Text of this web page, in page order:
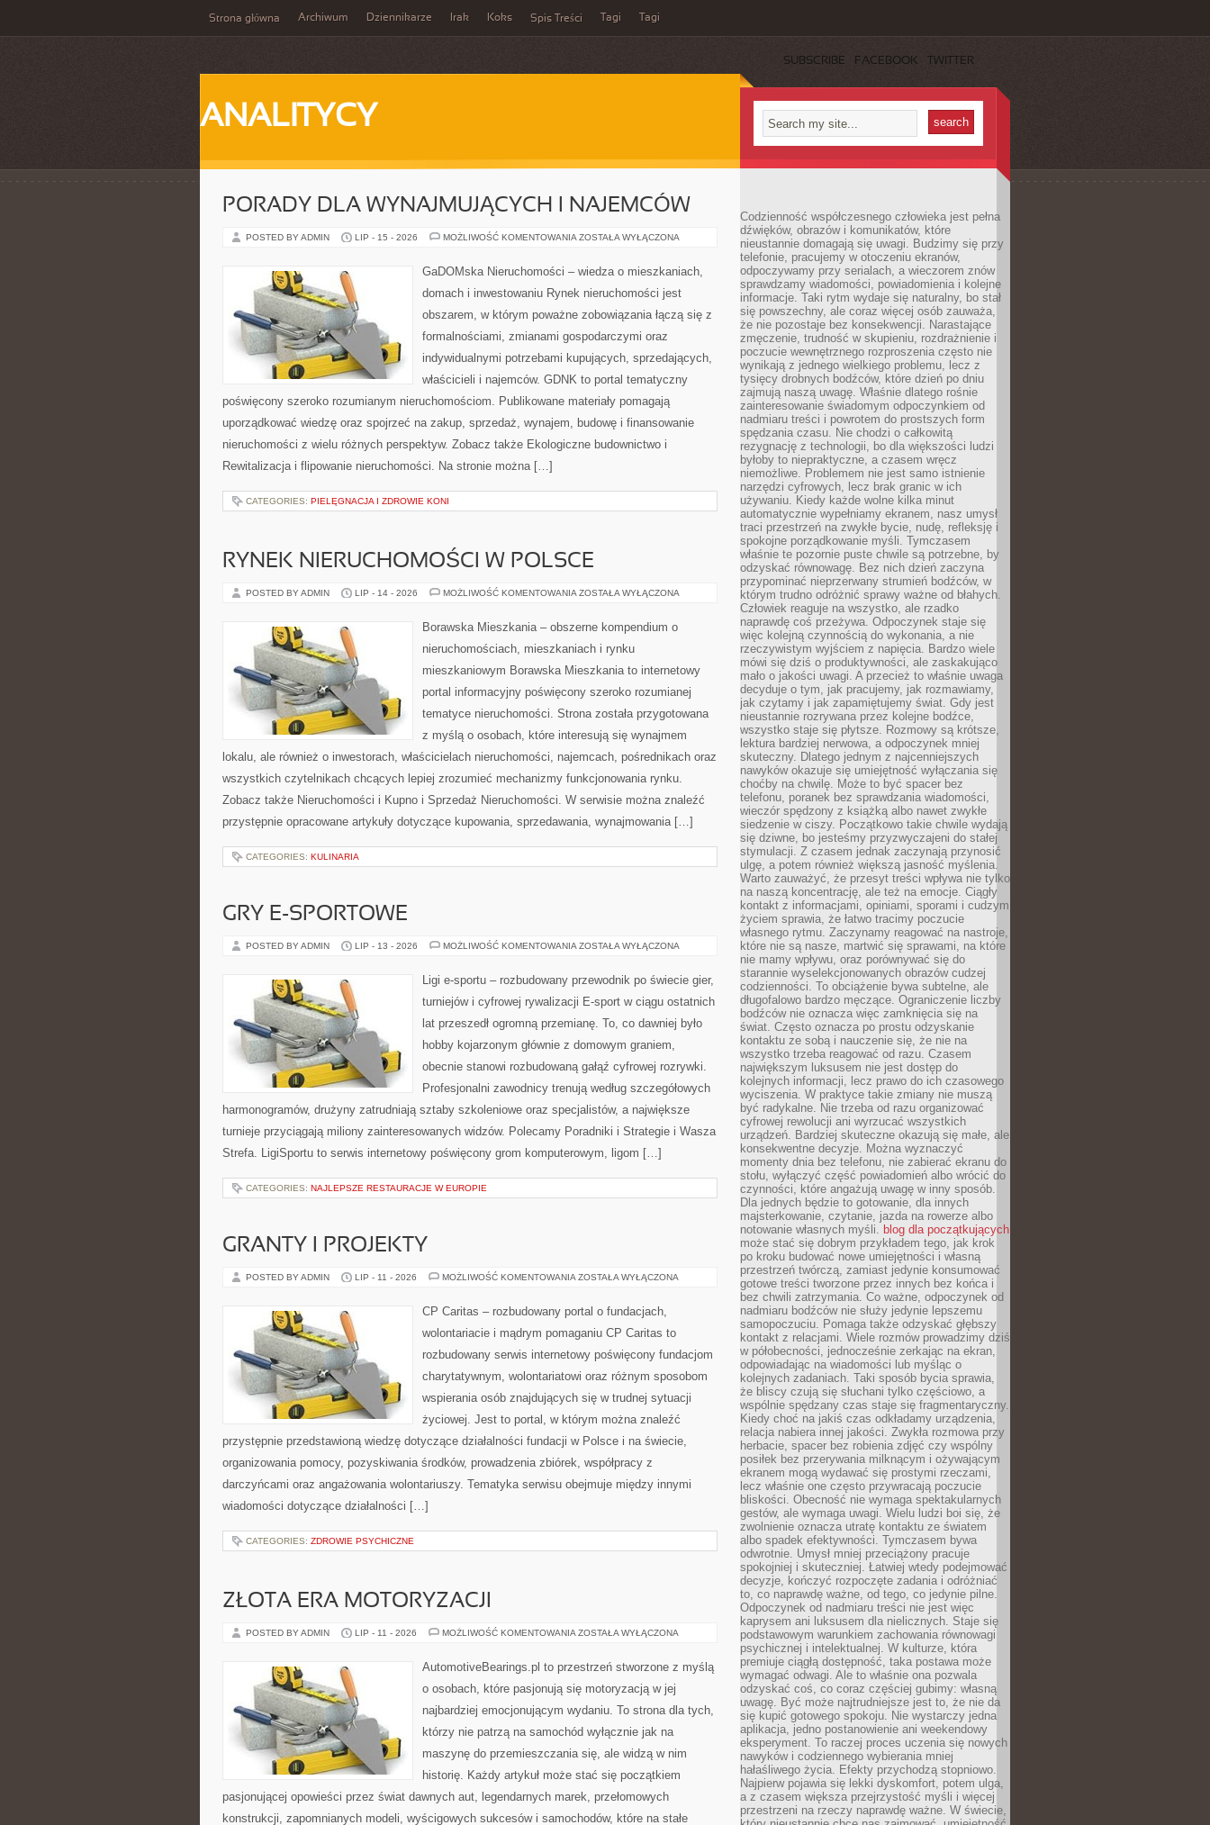
Strona główna Archiwum Dziennikarze Irak Koks Spis Treści Tagi Tagi
SUBSCRIBE FACEBOOK TWITTER
ANALITYCY
PORADY DLA WYNAJMUJĄCYCH I NAJEMCÓW
POSTED BY ADMIN LIP - 15 - 2026 MOŻLIWOŚĆ KOMENTOWANIA PORADY
NAJEMCÓW
ZOSTAŁA WYŁĄCZONA
GaDOMska Nieruchomości – wiedza o mieszkaniach,
domach i inwestowaniu Rynek nieruchomości jest
obszarem, w którym poważne zobowiązania łączą się z
formalnościami, zmianami gospodarczymi oraz
indywidualnymi potrzebami kupujących, sprzedających,
właścicieli i najemców. GDNK to portal tematyczny
poświęcony szeroko rozumianym nieruchomościom. Publikowane materiały pomagają
uporządkować wiedzę oraz spojrzeć na zakup, sprzedaż, wynajem, budowę i finansowanie
nieruchomości z wielu różnych perspektyw. Zobacz także Ekologiczne budownictwo i
Rewitalizacja i flipowanie nieruchomości. Na stronie można […]
CATEGORIES: PIELĘGNACJA I ZDROWIE KONI
RYNEK NIERUCHOMOŚCI W POLSCE
POSTED BY ADMIN LIP - 14 - 2026 MOŻLIWOŚĆ KOMENTOWANIA RYNEK
POLSCE
ZOSTAŁA WYŁĄCZONA
Borawska Mieszkania – obszerne kompendium o
nieruchomościach, mieszkaniach i rynku
mieszkaniowym Borawska Mieszkania to internetowy
portal informacyjny poświęcony szeroko rozumianej
tematyce nieruchomości. Strona została przygotowana
z myślą o osobach, które interesują się wynajmem
lokalu, ale również o inwestorach, właścicielach nieruchomości, najemcach, pośrednikach oraz
wszystkich czytelnikach chcących lepiej zrozumieć mechanizmy funkcjonowania rynku.
Zobacz także Nieruchomości i Kupno i Sprzedaż Nieruchomości. W serwisie można znaleźć
przystępnie opracowane artykuły dotyczące kupowania, sprzedawania, wynajmowania […]
CATEGORIES: KULINARIA
GRY E-SPORTOWE
POSTED BY ADMIN LIP - 13 - 2026 MOŻLIWOŚĆ KOMENTOWANIA GRY
ZOSTAŁA WYŁĄCZONA
Ligi e-sportu – rozbudowany przewodnik po świecie gier,
turniejów i cyfrowej rywalizacji E-sport w ciągu ostatnich
lat przeszedł ogromną przemianę. To, co dawniej było
hobby kojarzonym głównie z domowym graniem,
obecnie stanowi rozbudowaną gałąź cyfrowej rozrywki.
Profesjonalni zawodnicy trenują według szczegółowych
harmonogramów, drużyny zatrudniają sztaby szkoleniowe oraz specjalistów, a największe
turnieje przyciągają miliony zainteresowanych widzów. Polecamy Poradniki i Strategie i Wasza
Strefa. LigiSportu to serwis internetowy poświęcony grom komputerowym, ligom […]
CATEGORIES: NAJLEPSZE RESTAURACJE W EUROPIE
GRANTY I PROJEKTY
POSTED BY ADMIN LIP - 11 - 2026 MOŻLIWOŚĆ KOMENTOWANIA GRANTY
ZOSTAŁA WYŁĄCZONA
CP Caritas – rozbudowany portal o fundacjach,
wolontariacie i mądrym pomaganiu CP Caritas to
rozbudowany serwis internetowy poświęcony fundacjom
charytatywnym, wolontariatowi oraz różnym sposobom
wspierania osób znajdujących się w trudnej sytuacji
życiowej. Jest to portal, w którym można znaleźć
przystępnie przedstawioną wiedzę dotyczące działalności fundacji w Polsce i na świecie,
organizowania pomocy, pozyskiwania środków, prowadzenia zbiórek, współpracy z
darczyńcami oraz angażowania wolontariuszy. Tematyka serwisu obejmuje między innymi
wiadomości dotyczące działalności […]
CATEGORIES: ZDROWIE PSYCHICZNE
ZŁOTA ERA MOTORYZACJI
POSTED BY ADMIN LIP - 11 - 2026 MOŻLIWOŚĆ KOMENTOWANIA ZŁOTA
ZOSTAŁA WYŁĄCZONA
AutomotiveBearings.pl to przestrzeń stworzone z myślą
o osobach, które pasjonują się motoryzacją w jej
najbardziej emocjonującym wydaniu. To strona dla tych,
którzy nie patrzą na samochód wyłącznie jak na
maszynę do przemieszczania się, ale widzą w nim
historię. Każdy artykuł może stać się początkiem
pasjonującej opowieści przez świat dawnych aut, legendarnych marek, przełomowych
konstrukcji, zapomnianych modeli, wyścigowych sukcesów i samochodów, które na stałe
Codzienność współczesnego człowieka jest pełna
dźwięków, obrazów i komunikatów, które
nieustannie domagają się uwagi. Budzimy się przy
telefonie, pracujemy w otoczeniu ekranów,
odpoczywamy przy serialach, a wieczorem znów
sprawdzamy wiadomości, powiadomienia i kolejne
informacje. Taki rytm wydaje się naturalny, bo stał
się powszechny, ale coraz więcej osób zauważa,
że nie pozostaje bez konsekwencji. Narastające
zmęczenie, trudność w skupieniu, rozdrażnienie i
poczucie wewnętrznego rozproszenia często nie
wynikają z jednego wielkiego problemu, lecz z
tysięcy drobnych bodźców, które dzień po dniu
zajmują naszą uwagę. Właśnie dlatego rośnie
zainteresowanie świadomym odpoczynkiem od
nadmiaru treści i powrotem do prostszych form
spędzania czasu. Nie chodzi o całkowitą
rezygnację z technologii, bo dla większości ludzi
byłoby to niepraktyczne, a czasem wręcz
niemożliwe. Problemem nie jest samo istnienie
narzędzi cyfrowych, lecz brak granic w ich
używaniu. Kiedy każde wolne kilka minut
automatycznie wypełniamy ekranem, nasz umysł
traci przestrzeń na zwykłe bycie, nudę, refleksję i
spokojne porządkowanie myśli. Tymczasem
właśnie te pozornie puste chwile są potrzebne, by
odzyskać równowagę. Bez nich dzień zaczyna
przypominać nieprzerwany strumień bodźców, w
którym trudno odróżnić sprawy ważne od błahych.
Człowiek reaguje na wszystko, ale rzadko
naprawdę coś przeżywa. Odpoczynek staje się
więc kolejną czynnością do wykonania, a nie
rzeczywistym wyjściem z napięcia. Bardzo wiele
mówi się dziś o produktywności, ale zaskakująco
mało o jakości uwagi. A przecież to właśnie uwaga
decyduje o tym, jak pracujemy, jak rozmawiamy,
jak czytamy i jak zapamiętujemy świat. Gdy jest
nieustannie rozrywana przez kolejne bodźce,
wszystko staje się płytsze. Rozmowy są krótsze,
lektura bardziej nerwowa, a odpoczynek mniej
skuteczny. Dlatego jednym z najcenniejszych
nawyków okazuje się umiejętność wyłączania się
choćby na chwilę. Może to być spacer bez
telefonu, poranek bez sprawdzania wiadomości,
wieczór spędzony z książką albo nawet zwykłe
siedzenie w ciszy. Początkowo takie chwile wydają
się dziwne, bo jesteśmy przyzwyczajeni do stałej
stymulacji. Z czasem jednak zaczynają przynosić
ulgę, a potem również większą jasność myślenia.
Warto zauważyć, że przesyt treści wpływa nie tylko
na naszą koncentrację, ale też na emocje. Ciągły
kontakt z informacjami, opiniami, sporami i cudzym
życiem sprawia, że łatwo tracimy poczucie
własnego rytmu. Zaczynamy reagować na nastroje,
które nie są nasze, martwić się sprawami, na które
nie mamy wpływu, oraz porównywać się do
starannie wyselekcjonowanych obrazów cudzej
codzienności. To obciążenie bywa subtelne, ale
długofalowo bardzo męczące. Ograniczenie liczby
bodźców nie oznacza więc zamknięcia się na
świat. Często oznacza po prostu odzyskanie
kontaktu ze sobą i nauczenie się, że nie na
wszystko trzeba reagować od razu. Czasem
największym luksusem nie jest dostęp do
kolejnych informacji, lecz prawo do ich czasowego
wyciszenia. W praktyce takie zmiany nie muszą
być radykalne. Nie trzeba od razu organizować
cyfrowej rewolucji ani wyrzucać wszystkich
urządzeń. Bardziej skuteczne okazują się małe, ale
konsekwentne decyzje. Można wyznaczyć
momenty dnia bez telefonu, nie zabierać ekranu do
stołu, wyłączyć część powiadomień albo wrócić do
czynności, które angażują uwagę w inny sposób.
Dla jednych będzie to gotowanie, dla innych
majsterkowanie, czytanie, jazda na rowerze albo
notowanie własnych myśli. blog dla początkujących
może stać się dobrym przykładem tego, jak krok
po kroku budować nowe umiejętności i własną
przestrzeń twórczą, zamiast jedynie konsumować
gotowe treści tworzone przez innych bez końca i
bez chwili zatrzymania. Co ważne, odpoczynek od
nadmiaru bodźców nie służy jedynie lepszemu
samopoczuciu. Pomaga także odzyskać głębszy
kontakt z relacjami. Wiele rozmów prowadzimy dziś
w półobecności, jednocześnie zerkając na ekran,
odpowiadając na wiadomości lub myśląc o
kolejnych zadaniach. Taki sposób bycia sprawia,
że bliscy czują się słuchani tylko częściowo, a
wspólnie spędzany czas staje się fragmentaryczny.
Kiedy choć na jakiś czas odkładamy urządzenia,
relacja nabiera innej jakości. Zwykła rozmowa przy
herbacie, spacer bez robienia zdjęć czy wspólny
posiłek bez przerywania milknącym i ożywającym
ekranem mogą wydawać się prostymi rzeczami,
lecz właśnie one często przywracają poczucie
bliskości. Obecność nie wymaga spektakularnych
gestów, ale wymaga uwagi. Wielu ludzi boi się, że
zwolnienie oznacza utratę kontaktu ze światem
albo spadek efektywności. Tymczasem bywa
odwrotnie. Umysł mniej przeciążony pracuje
spokojniej i skuteczniej. Łatwiej wtedy podejmować
decyzje, kończyć rozpoczęte zadania i odróżniać
to, co naprawdę ważne, od tego, co jedynie pilne.
Odpoczynek od nadmiaru treści nie jest więc
kaprysem ani luksusem dla nielicznych. Staje się
podstawowym warunkiem zachowania równowagi
psychicznej i intelektualnej. W kulturze, która
premiuje ciągłą dostępność, taka postawa może
wymagać odwagi. Ale to właśnie ona pozwala
odzyskać coś, co coraz częściej gubimy: własną
uwagę. Być może najtrudniejsze jest to, że nie da
się kupić gotowego spokoju. Nie wystarczy jedna
aplikacja, jedno postanowienie ani weekendowy
eksperyment. To raczej proces uczenia się nowych
nawyków i codziennego wybierania mniej
hałaśliwego życia. Efekty przychodzą stopniowo.
Najpierw pojawia się lekki dyskomfort, potem ulga,
a z czasem większa przejrzystość myśli i więcej
przestrzeni na rzeczy naprawdę ważne. W świecie,